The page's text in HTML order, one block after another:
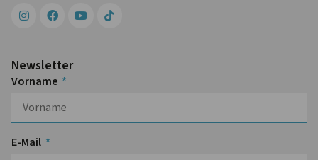
Newsletter
Vorname
E-Mail